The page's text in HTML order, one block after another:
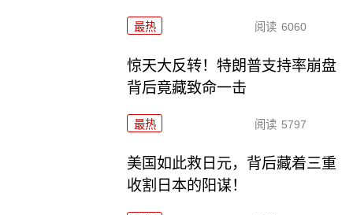
最热 阅读 6060
惊天大反转！特朗普支持率崩盘
背后竟藏致命一击
最热 阅读 5797
美国如此救日元，背后藏着三重
收割日本的阳谋！